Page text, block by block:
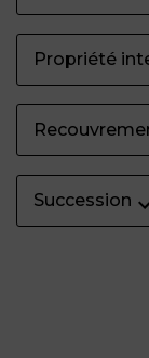
Propriété
Succession